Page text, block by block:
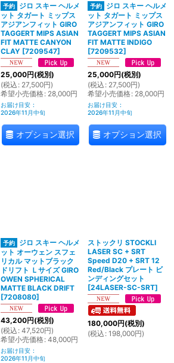
ジロ スキー ヘルメ
ット タガート ミップス
アジアンフィット GIRO
TAGGERT MIPS ASIAN
FIT MATTE CANYON
CLAY [7209547]
25,000円(税別)
(税込 : 27,500円)
希望小売価格: 28,000円
お届け目安 :
2026年11月中旬
オプション選択
ジロ スキー ヘルメ
ット タガート ミップス
アジアンフィット GIRO
TAGGERT MIPS ASIAN
FIT MATTE INDIGO
[7209532]
25,000円(税別)
(税込 : 27,500円)
希望小売価格: 28,000円
お届け目安 :
2026年11月中旬
オプション選択
ジロ スキー ヘルメ
ット オーウェン スフェ
リカル マットブラック
ドリフト Ｌサイズ GIRO
OWEN SPHERICAL
MATTE BLACK DRIFT
[7208080]
43,200円(税別)
(税込 : 47,520円)
希望小売価格: 48,000円
お届け目安 :
2026年11月中旬
ストックリ STOCKLI
LASER SC + SRT
Speed D20 + SRT 12
Red/Black プレート ビ
ンディングセット
[24LASER-SC-SRT]
180,000円(税別)
(税込 : 198,000円)